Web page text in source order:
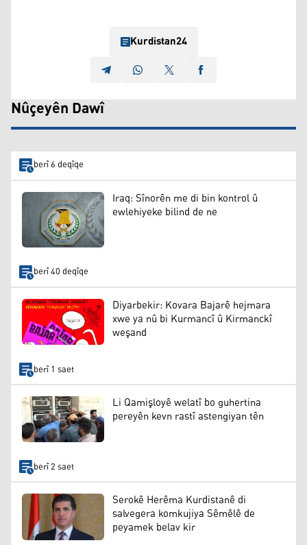
Kurdistan24
Nûçeyên Dawî
berî 6 deqîqe
Iraq: Sînorên me di bin kontrol û
ewlehiyeke bilind de ne
berî 40 deqîqe
Diyarbekir: Kovara Bajarê hejmara
xwe ya nû bi Kurmancî û Kirmanckî
weşand
berî 1 saet
Li Qamişloyê welatî bo guhertina
pereyên kevn rastî astengiyan tên
berî 2 saet
Serokê Herêma Kurdistanê di
salvegera komkujiya Sêmêlê de
peyamek belav kir